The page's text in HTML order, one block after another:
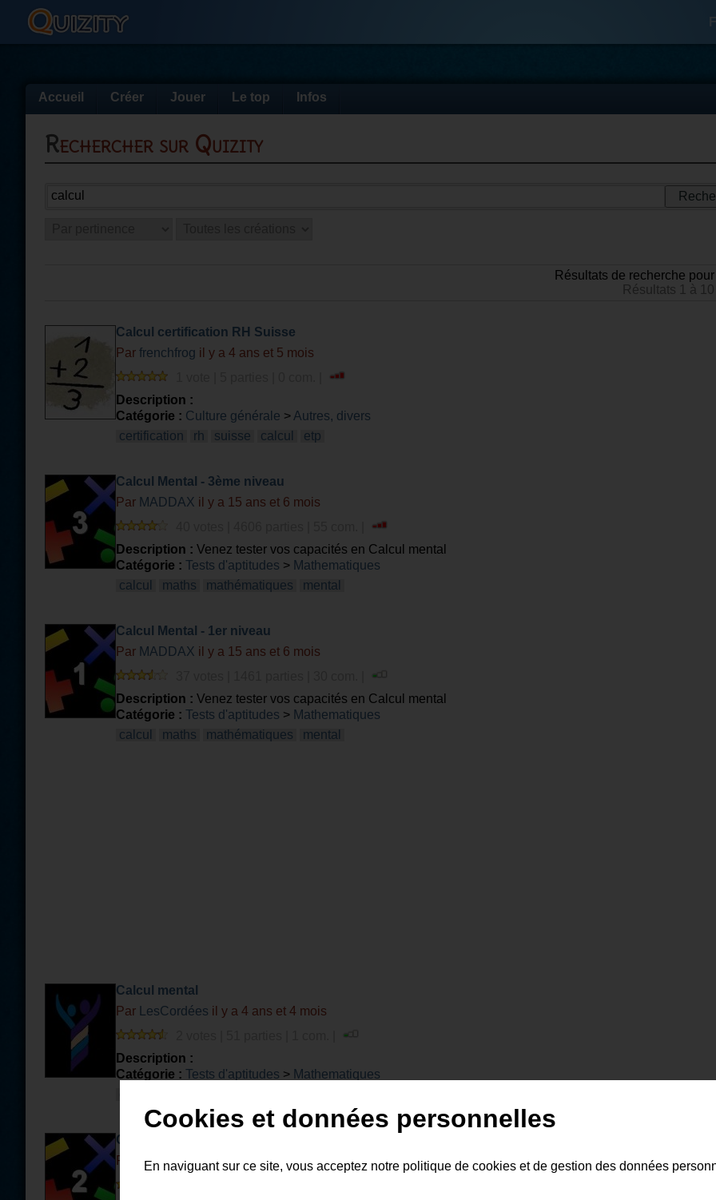
Accueil Créer Jouer Le top Infos
Rechercher sur Quizity
Résultats de recherche pour
Résultats 1 à
Calcul certification RH Suisse
Par frenchfrog il y a 4 ans et 5 mois
Description :
Catégorie : Culture générale > Autres, divers
certification
rh suisse calcul etp
Calcul Mental - 3ème niveau
Par MADDAX il y a 15 ans et 6 mois
Description : Venez tester vos capacités en Calcul mental
Catégorie : Tests d'aptitudes > Mathematiques
calcul
maths mathématiques mental
Calcul Mental - 1er niveau
Par MADDAX il y a 15 ans et 6 mois
Description : Venez tester vos capacités en Calcul mental
Catégorie : Tests d'aptitudes > Mathematiques
calcul
maths mathématiques mental
Calcul mental
Par
LesCordées il y a 4 ans et 4 mois
Description :
Catégorie : Tests d'aptitudes > Mathematiques
Calcul Mental - 2ème niveau
Par
MADDAXil y a 15 ans et 6 mois
Cookies et données personnelles
En naviguant sur ce site, vous acceptez notre politique de cookies et de gestion des données